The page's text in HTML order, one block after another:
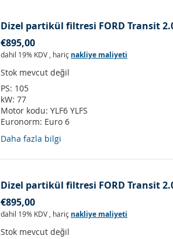
Dizel partikül filtresi FORD Transit 2.0
€895,00
dahil 19% KDV , hariç nakliye maliyeti
Stok mevcut değil
PS: 105
kW:77
Motor kodu:YLF6 YLFS
Euronorm: Euro 6
Daha fazla bilgi
Dizel partikül filtresi FORD Transit 2.0
€895,00
dahil 19% KDV , hariç nakliye maliyeti
Stok mevcut değil